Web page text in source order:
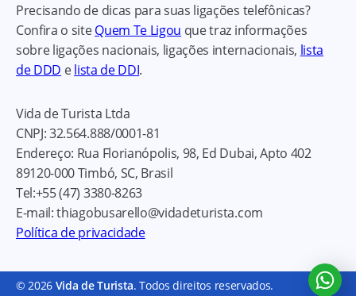
Precisando de dicas para suas ligações telefônicas?
Confira o siteQuem Te Ligou que traz informações
sobre ligações nacionais, ligações internacionais, lista
de DDD elista de DDI.
Vida de Turista Ltda
CNPJ:32.564.888/0001-81
Endereço: Rua Florianópolis, 98, Ed Dubai, Apto 402
89120-000Timbó, SC, Brasil
Tel:+55 (47) 3380-8263
E-mail:thiagobusarello@vidadeturista.com
Política de privacidade
© 2026 Vida de Turista. Todos direitos reservados.